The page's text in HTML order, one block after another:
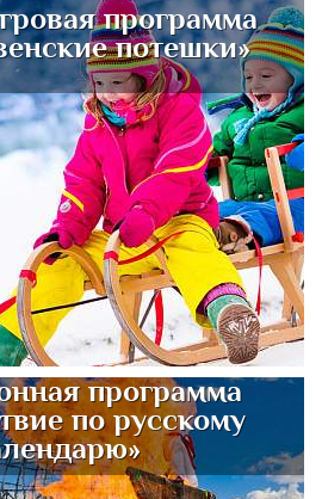
программа
потешки»
программа
по русскому